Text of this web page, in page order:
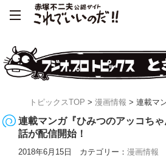
トピックスTOP > 漫画情報 > 連載マ
連載マンガ『ひみつのアッコち
話が配信開始！
2018年6月15日 カテゴリー：漫画情報